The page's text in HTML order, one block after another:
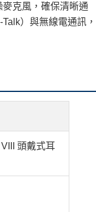
克風，確保清晰通
）與無線電通訊，
頭戴式耳